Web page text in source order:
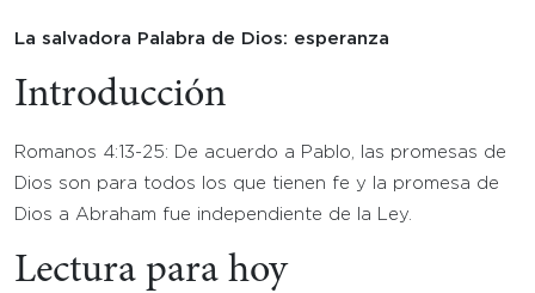
La salvadora Palabra de Dios: esperanza
Introducción
Romanos 4:13-25: De acuerdo a Pablo, las promesas de
Dios son para todos los que tienen fe y la promesa de
Dios a Abraham fue independiente de la Ley.
Lectura para hoy